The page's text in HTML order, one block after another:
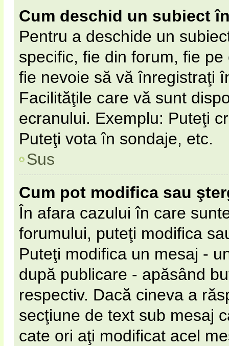
Cum deschid un subiect
Pentru a deschide un
specific, fie din forum, fie
fie nevoie să vă înregistraţi
Facilităţile care vă sunt
ecranului. Exemplu: Puteţi
Puteţi vota în sondaje, etc.
Sus
Cum pot modifica sau
În afara cazului în care
forumului, puteţi modifica
Puteţi modifica un mesaj -
după publicare - apăsând
respectiv. Dacă cineva a
secţiune de text sub mesaj
cate ori aţi modificat acel